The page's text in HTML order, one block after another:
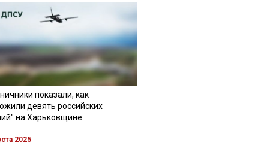
показали, как
девять российских
на Харьковщине
2025